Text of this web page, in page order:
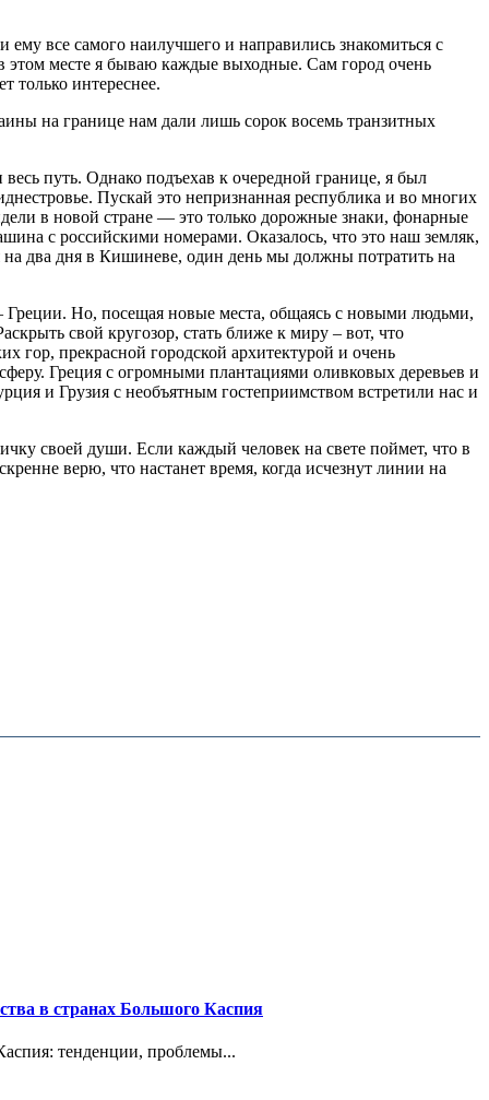
все самого наилучшего и направились знакомиться с
этом месте я бываю каждые выходные. Сам город очень
только интереснее.
на границе нам дали лишь сорок восемь транзитных
путь. Однако подъехав к очередной границе, я был
Пускай это непризнанная республика и во многих
в новой стране — это только дорожные знаки, фонарные
с российскими номерами. Оказалось, что это наш земляк,
два дня в Кишиневе, один день мы должны потратить на
Но, посещая новые места, общаясь с новыми людьми,
свой кругозор, стать ближе к миру – вот, что
гор, прекрасной городской архитектурой и очень
Греция с огромными плантациями оливковых деревьев и
и Грузия с необъятным гостеприимством встретили нас и
своей души. Если каждый человек на свете поймет, что в
верю, что настанет время, когда исчезнут линии на
в странах Большого Каспия
тенденции, проблемы...